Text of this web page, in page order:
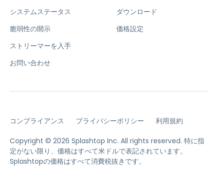
システムステータス
脆弱性の開示
ストリーマーを入手
お問い合わせ
ダウンロード
価格設定
コンプライアンス プライバシーポリシー 利用規約
Copyright © 2026 Splashtop Inc. All rights reserved. 特に指
定がない限り、価格はすべて米ドルで表記されています。
Splashtopの価格はすべて消費税抜きです。